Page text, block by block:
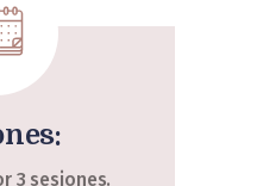
3 sesiones.